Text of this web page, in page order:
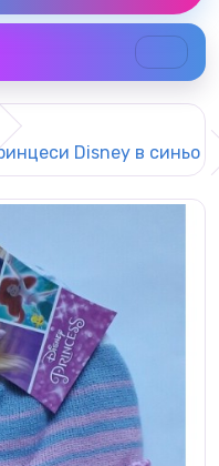
Disney в синьо